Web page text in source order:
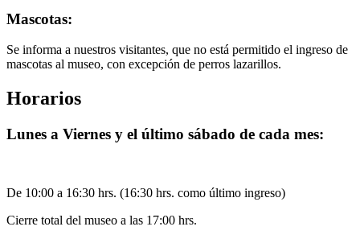
Mascotas:
Se informa a nuestros visitantes, que no está permitido el ingreso de
mascotas al museo, con excepción de perros lazarillos.
Horarios
Lunes a Viernes y el último sábado de cada mes:
De 10:00 a 16:30 hrs. (16:30 hrs. como último ingreso)
Cierre total del museo a las 17:00 hrs.